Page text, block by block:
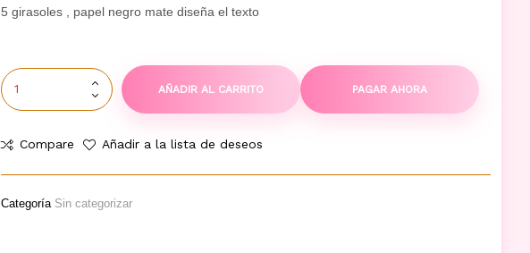
5 girasoles , papel negro mate diseña el texto
AÑADIR AL CARRITO PAGAR AHORA
Compare Añadir a la lista de deseos
Categoría Sin categorizar